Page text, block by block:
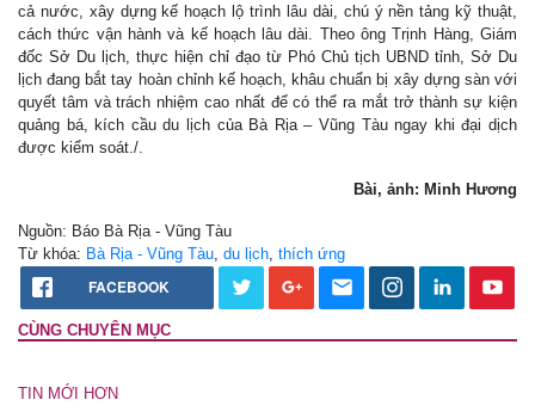
cả nước, xây dựng kế hoạch lộ trình lâu dài, chú ý nền tảng kỹ thuật,
cách thức vận hành và kế hoạch lâu dài. Theo ông Trịnh Hàng, Giám
đốc Sở Du lịch, thực hiện chỉ đạo từ Phó Chủ tịch UBND tỉnh, Sở Du
lịch đang bắt tay hoàn chỉnh kế hoạch, khâu chuẩn bị xây dựng sàn với
quyết tâm và trách nhiệm cao nhất để có thể ra mắt trở thành sự kiện
quảng bá, kích cầu du lịch của Bà Rịa – Vũng Tàu ngay khi đại dịch
được kiểm soát./.
Bài, ảnh: Minh Hương
Nguồn: Báo Bà Rịa - Vũng Tàu
Từ khóa: Bà Rịa - Vũng Tàu du lịch thích ứng
FACEBOOK
CÙNG CHUYÊN MỤC
TIN MỚI HƠN